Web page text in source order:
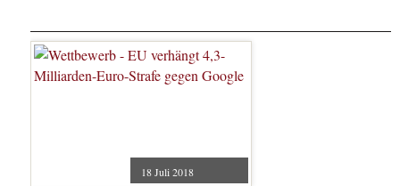
18 Juli 2018